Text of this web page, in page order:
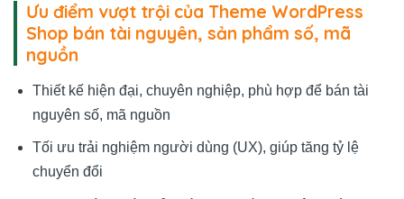
Ưu điểm vượt trội của Theme WordPress
Shop bán tài nguyên, sản phẩm số, mã
nguồn
Thiết kế hiện đại, chuyên nghiệp, phù hợp để bán tài
nguyên số, mã nguồn
Tối ưu trải nghiệm người dùng (UX), giúp tăng tỷ lệ
chuyển đổi